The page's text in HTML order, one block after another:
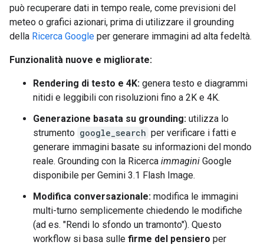
può recuperare dati in tempo reale, come previsioni del
meteo o grafici azionari, prima di utilizzare il grounding
della Ricerca Google per generare immagini ad alta fedeltà.
Funzionalità nuove e migliorate:
Rendering di testo e 4K: genera testo e diagrammi
nitidi e leggibili con risoluzioni fino a 2K e 4K.
Generazione basata su grounding: utilizza lo
strumento google_search per verificare i fatti e
generare immagini basate su informazioni del mondo
reale. Grounding con la Ricerca immagini Google
disponibile per Gemini 3.1 Flash Image.
Modifica conversazionale: modifica le immagini
multi-turno semplicemente chiedendo le modifiche
(ad es. "Rendi lo sfondo un tramonto"). Questo
workflow si basa sulle firme del pensiero per